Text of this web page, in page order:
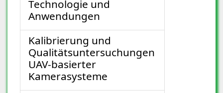
Technologie und
Anwendungen
Kalibrierung und
Qualitätsuntersuchungen
UAV-basierter
Kamerasysteme